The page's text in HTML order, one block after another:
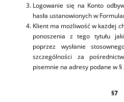
Logowanie się na Konto
hasła ustanowionych w
Klient ma możliwość w każdej
ponoszenia z tego tytułu
poprzez wysłanie
szczególności za
pisemnie na adresy podane w §
§7